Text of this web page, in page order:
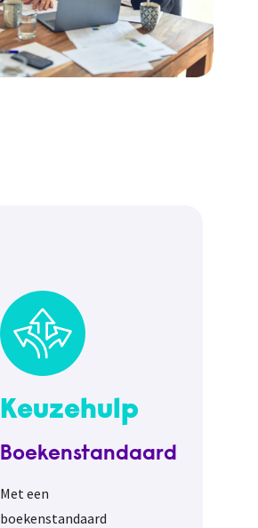
Keuzehulp
Boekenstandaard
Met een
boekenstandaard